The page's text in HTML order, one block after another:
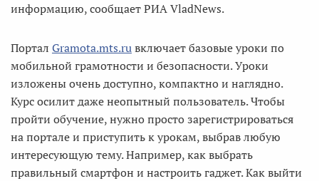
информацию, сообщает РИА VladNews.
Портал Gramota.mts.ruвключает базовые уроки по
мобильной грамотности и безопасности. Уроки
изложены очень доступно, компактно и наглядно.
Курс осилит даже неопытный пользователь. Чтобы
пройти обучение, нужно просто зарегистрироваться
на портале и приступить к урокам, выбрав любую
интересующую тему. Например, как выбрать
правильный смартфон и настроить гаджет. Как выйти